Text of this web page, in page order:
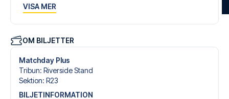
säkerställer en problemfri bokningsprocess i samband
med din fotbollspaket och står redo med personlig
service både före och under resan. Vi är tillgängliga på
+46 22 03 00 14 ellerhär
boka resan.
VISA MER
OM BILJETTER
Matchday Plus
Tribun: Riverside Stand
Sektion: R23
BILJETINFORMATION